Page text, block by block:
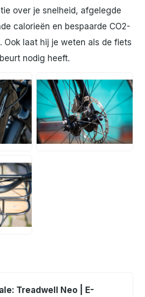
over je snelheid, afgelegde
calorieën en bespaarde CO2-
Ook laat hij je weten als de fiets
nodig heeft.
JPG
Treadwell Neo | E-